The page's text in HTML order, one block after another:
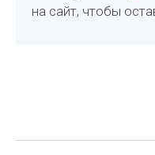
на сайт, чтобы